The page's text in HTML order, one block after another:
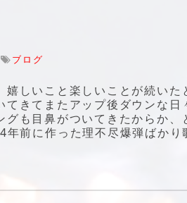
ブログ
嬉しいこと楽しいことが続い
てきてまたアップ後ダウンな
グも目鼻がついてきたからか
年前に作った理不尽爆弾ばか